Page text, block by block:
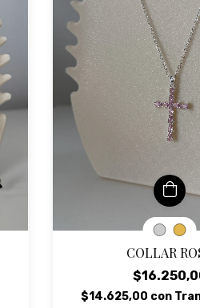
COLLAR
$14.625,00 con